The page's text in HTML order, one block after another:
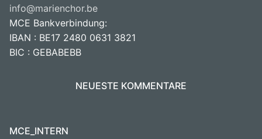
info@marienchor.be
MCE Bankverbindung:
IBAN : BE17 2480 0631 3821
BIC : GEBABEBB
NEUESTE KOMMENTARE
MCE_INTERN